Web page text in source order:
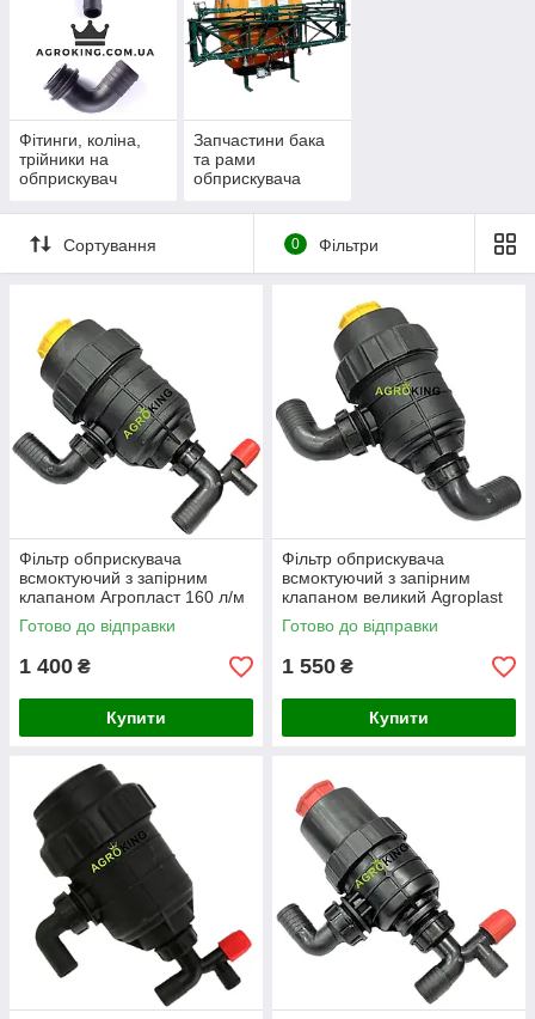
Фітинги, коліна,
трійники на
обприскувач
Запчастини бака
та рами
обприскувача
Сортування 0 Фільтри
Фільтр обприскувача
всмоктуючий з запірним
клапаном Агропласт 160 л/м
діаметр патрубків Ø40
Готово до відправки
1 400 ₴
Купити
Фільтр обприскувача
всмоктуючий з запірним
клапаном великий Agroplast
діаметр патрубків Ø50
Готово до відправки
1 550 ₴
Купити